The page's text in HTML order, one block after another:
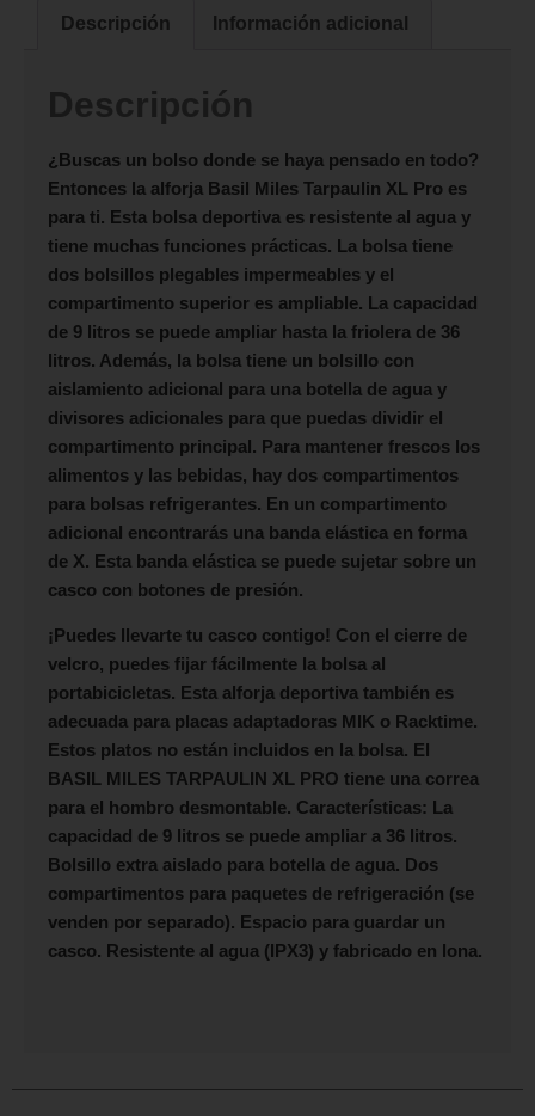
Descripción Información adicional
Descripción
¿Buscas un bolso donde se haya pensado en todo?
Entonces la alforja Basil Miles Tarpaulin XL Pro es
para ti. Esta bolsa deportiva es resistente al agua y
tiene muchas funciones prácticas. La bolsa tiene
dos bolsillos plegables impermeables y el
compartimento superior es ampliable. La capacidad
de 9 litros se puede ampliar hasta la friolera de 36
litros. Además, la bolsa tiene un bolsillo con
aislamiento adicional para una botella de agua y
divisores adicionales para que puedas dividir el
compartimento principal. Para mantener frescos los
alimentos y las bebidas, hay dos compartimentos
para bolsas refrigerantes. En un compartimento
adicional encontrarás una banda elástica en forma
de X. Esta banda elástica se puede sujetar sobre un
casco con botones de presión.
¡Puedes llevarte tu casco contigo! Con el cierre de
velcro, puedes fijar fácilmente la bolsa al
portabicicletas. Esta alforja deportiva también es
adecuada para placas adaptadoras MIK o Racktime.
Estos platos no están incluidos en la bolsa. El
BASIL MILES TARPAULIN XL PRO tiene una correa
para el hombro desmontable. Características: La
capacidad de 9 litros se puede ampliar a 36 litros.
Bolsillo extra aislado para botella de agua. Dos
compartimentos para paquetes de refrigeración (se
venden por separado). Espacio para guardar un
casco. Resistente al agua (IPX3) y fabricado en lona.